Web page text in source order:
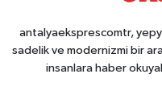
antalyaeksprescomtr,
sadelik ve modernizmi bir
insanlara haber